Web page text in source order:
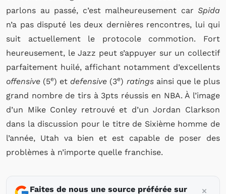
parlons au passé, c’est malheureusement car Spida
n’a pas disputé les deux dernières rencontres, lui qui
suit actuellement le protocole commotion. Fort
heureusement, le Jazz peut s’appuyer sur un collectif
parfaitement huilé, affichant notamment d’excellents
offensive (5e) et defensive (3e) ratingsainsi que le plus
grand nombre de tirs à 3pts réussis en NBA. À l’image
d’un Mike Conley retrouvé et d’un Jordan Clarkson
dans la discussion pour le titre de Sixième homme de
l’année, Utah va bien et est capable de poser des
problèmes à n’importe quelle franchise.
Faites de nous une source préférée sur